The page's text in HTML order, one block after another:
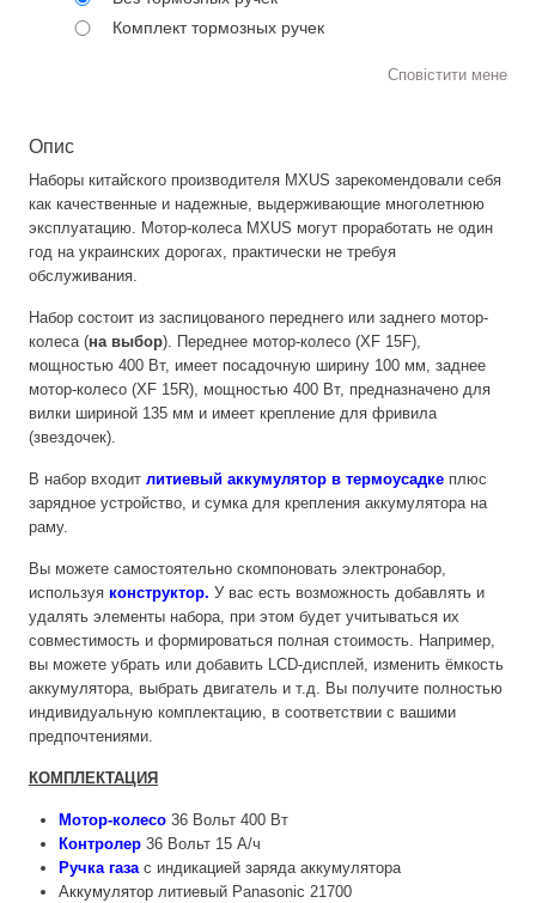
Комплект тормозных ручек
Сповістити мене
Опис
Наборы китайского производителя MXUS зарекомендовали себя
как качественные и надежные, выдерживающие многолетнюю
эксплуатацию. Мотор-колеса MXUS могут проработать не один
год на украинских дорогах, практически не требуя
обслуживания.
Набор состоит из заспицованого переднего или заднего мотор-
колеса (на выбор). Переднее мотор-колесо (XF 15F),
мощностью 400 Вт, имеет посадочную ширину 100 мм, заднее
мотор-колесо (XF 15R), мощностью 400 Вт, предназначено для
вилки шириной 135 мм и имеет крепление для фривила
(звездочек).
В набор входит литиевый аккумулятор в термоусадке плюс
зарядное устройство, и сумка для крепления аккумулятора на
раму.
Вы можете самостоятельно скомпоновать электронабор,
используя конструктор. У вас есть возможность добавлять и
удалять элементы набора, при этом будет учитываться их
совместимость и формироваться полная стоимость. Например,
вы можете убрать или добавить LCD-дисплей, изменить ёмкость
аккумулятора, выбрать двигатель и т.д. Вы получите полностью
индивидуальную комплектацию, в соответствии с вашими
предпочтениями.
КОМПЛЕКТАЦИЯ
Мотор-колесо 36 Вольт 400 Вт
Контролер 36 Вольт 15 А/ч
Ручка газас индикацией заряда аккумулятора
Аккумулятор литиевый Panasonic 21700